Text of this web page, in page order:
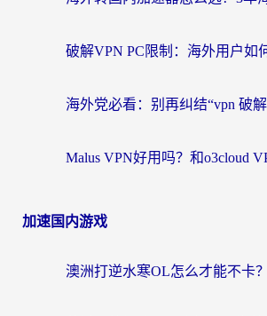
加速国内游戏